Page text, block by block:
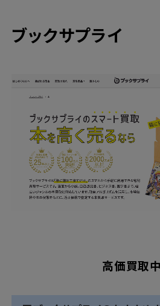
ブックサプライ
高価買取中